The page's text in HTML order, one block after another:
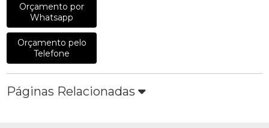
Orçamento por
Whatsapp
Orçamento pelo
Telefone
Páginas Relacionadas